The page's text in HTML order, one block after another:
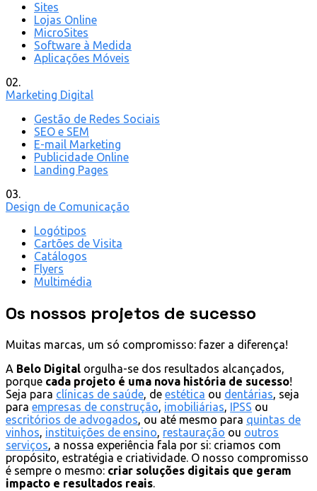
Sites
Lojas Online
MicroSites
Software à Medida
Aplicações Móveis
02.
Marketing Digital
Gestão de Redes Sociais
SEO e SEM
E-mail Marketing
Publicidade Online
Landing Pages
03.
Design de Comunicação
Logótipos
Cartões de Visita
Catálogos
Flyers
Multimédia
Os nossos projetos de sucesso
Muitas marcas, um só compromisso: fazer a diferença!
A Belo Digital orgulha-se dos resultados alcançados,
porque cada projeto é uma nova história de sucesso!
Seja para clínicas de saúde, de estética ou dentárias, seja
para empresas de construção, imobiliárias, IPSS ou
escritórios de advogados, ou até mesmo para quintas de
vinhos, instituições de ensino, restauração ou outros
serviços, a nossa experiência fala por si: criamos com
propósito, estratégia e criatividade. O nosso compromisso
é sempre o mesmo: criar soluções digitais que geram
impacto e resultados reais.